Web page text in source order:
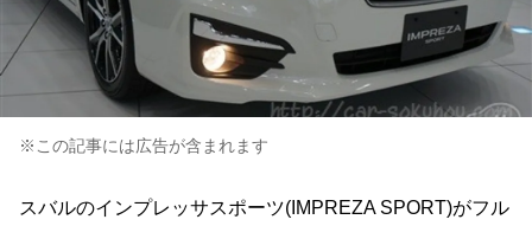
※この記事には広告が含まれます
スバルのインプレッサスポーツ(IMPREZA SPORT)がフル